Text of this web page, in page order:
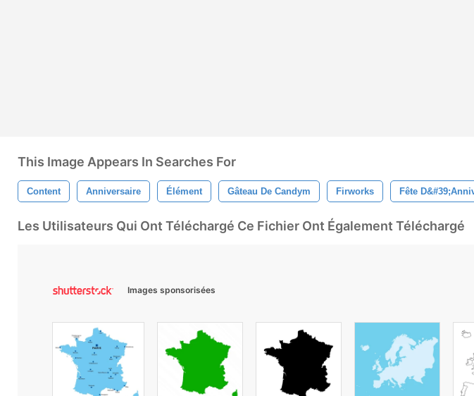
This Image Appears In Searches For
Content Anniversaire Élément Gâteau De Candym Firworks Fête
Les Utilisateurs Qui Ont Téléchargé Ce Fichier Ont Également Téléchargé
Images sponsorisées